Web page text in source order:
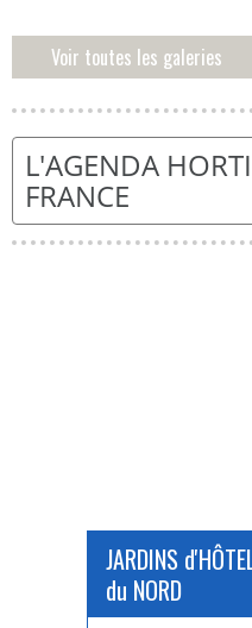
Voir toutes les galeries
L'AGENDA
FRANCE
JARDINS
du NORD